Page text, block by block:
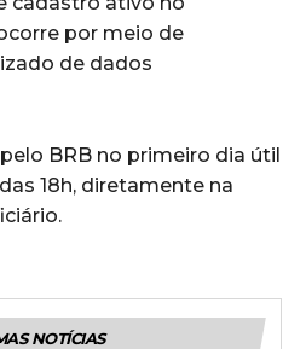
por meio de
de dados
BRB no primeiro dia útil
18h, diretamente na
NOTÍCIAS